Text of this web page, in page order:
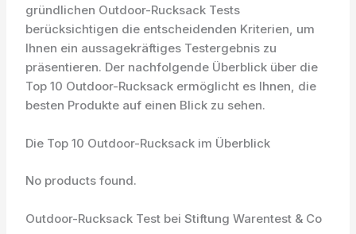
gründlichen Outdoor-Rucksack Tests
berücksichtigen die entscheidenden Kriterien, um
Ihnen ein aussagekräftiges Testergebnis zu
präsentieren. Der nachfolgende Überblick über die
Top 10 Outdoor-Rucksack ermöglicht es Ihnen, die
besten Produkte auf einen Blick zu sehen.
Die Top 10 Outdoor-Rucksack im Überblick
No products found.
Outdoor-Rucksack Test bei Stiftung Warentest & Co